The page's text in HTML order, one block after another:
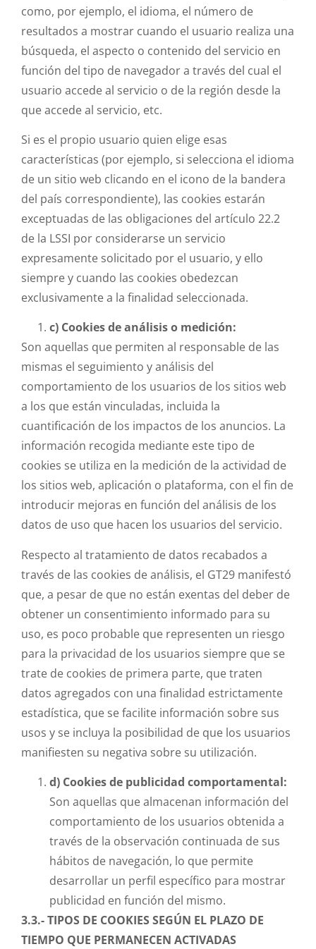
como, por ejemplo, el idioma, el número de
resultados a mostrar cuando el usuario realiza una
búsqueda, el aspecto o contenido del servicio en
función del tipo de navegador a través del cual el
usuario accede al servicio o de la región desde la
que accede al servicio, etc.
Si es el propio usuario quien elige esas
características (por ejemplo, si selecciona el idioma
de un sitio web clicando en el icono de la bandera
del país correspondiente), las cookies estarán
exceptuadas de las obligaciones del artículo 22.2
de la LSSI por considerarse un servicio
expresamente solicitado por el usuario, y ello
siempre y cuando las cookies obedezcan
exclusivamente a la finalidad seleccionada.
c) Cookies de análisis o medición:
Son aquellas que permiten al responsable de las
mismas el seguimiento y análisis del
comportamiento de los usuarios de los sitios web
a los que están vinculadas, incluida la
cuantificación de los impactos de los anuncios. La
información recogida mediante este tipo de
cookies se utiliza en la medición de la actividad de
los sitios web, aplicación o plataforma, con el fin de
introducir mejoras en función del análisis de los
datos de uso que hacen los usuarios del servicio.
Respecto al tratamiento de datos recabados a
través de las cookies de análisis, el GT29 manifestó
que, a pesar de que no están exentas del deber de
obtener un consentimiento informado para su
uso, es poco probable que representen un riesgo
para la privacidad de los usuarios siempre que se
trate de cookies de primera parte, que traten
datos agregados con una finalidad estrictamente
estadística, que se facilite información sobre sus
usos y se incluya la posibilidad de que los usuarios
manifiesten su negativa sobre su utilización.
d) Cookies de publicidad comportamental:
Son aquellas que almacenan información del
comportamiento de los usuarios obtenida a
través de la observación continuada de sus
hábitos de navegación, lo que permite
desarrollar un perfil específico para mostrar
publicidad en función del mismo.
3.3.- TIPOS DE COOKIES SEGÚN EL PLAZO DE
TIEMPO QUE PERMANECEN ACTIVADAS